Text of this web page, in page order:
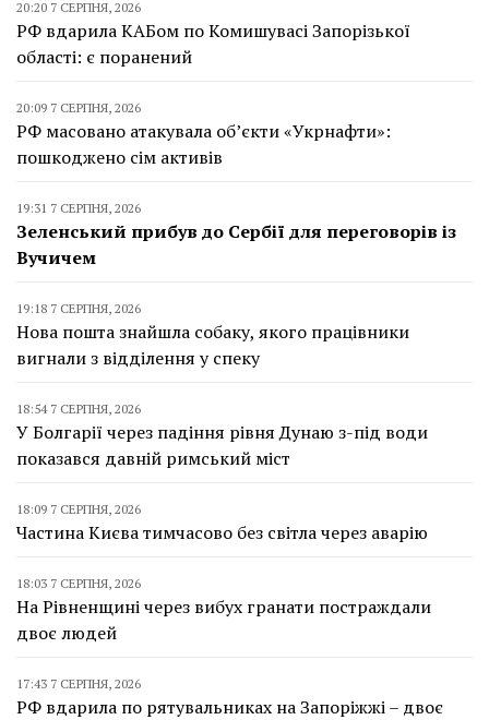
20:20 7 СЕРПНЯ, 2026
РФ вдарила КАБом по Комишувасі Запорізької
області: є поранений
20:09 7 СЕРПНЯ, 2026
РФ масовано атакувала об’єкти «Укрнафти»:
пошкоджено сім активів
19:31 7 СЕРПНЯ, 2026
Зеленський прибув до Сербії для переговорів із
Вучичем
19:18 7 СЕРПНЯ, 2026
Нова пошта знайшла собаку, якого працівники
вигнали з відділення у спеку
18:54 7 СЕРПНЯ, 2026
У Болгарії через падіння рівня Дунаю з-під води
показався давній римський міст
18:09 7 СЕРПНЯ, 2026
Частина Києва тимчасово без світла через аварію
18:03 7 СЕРПНЯ, 2026
На Рівненщині через вибух гранати постраждали
двоє людей
17:43 7 СЕРПНЯ, 2026
РФ вдарила по рятувальниках на Запоріжжі – двоє